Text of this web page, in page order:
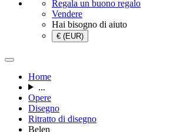
Regala un buono regalo
Vendere
Hai bisogno di aiuto
€ (EUR)
Home
...
Opere
Disegno
Ritratto di disegno
Belen